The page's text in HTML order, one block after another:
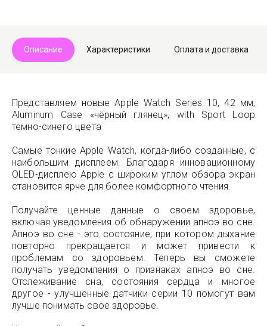
Описание Характеристики Оплата и доставка
Представляем новые Apple Watch Series 10, 42 мм,
Aluminum Case «чёрный глянец», with Sport Loop
темно-синего цвета
Самые тонкие Apple Watch, когда-либо созданные, с
наибольшим дисплеем. Благодаря инновационному
OLED-дисплею Apple с широким углом обзора экран
становится ярче для более комфортного чтения.
Получайте ценные данные о своем здоровье,
включая уведомления об обнаружении апноэ во сне.
Апноэ во сне - это состояние, при котором дыхание
повторно прекращается и может привести к
проблемам со здоровьем. Теперь вы сможете
получать уведомления о признаках апноэ во сне.
Отслеживание сна, состояния сердца и многое
другое - улучшенные датчики серии 10 помогут вам
лучше понимать свое здоровье.